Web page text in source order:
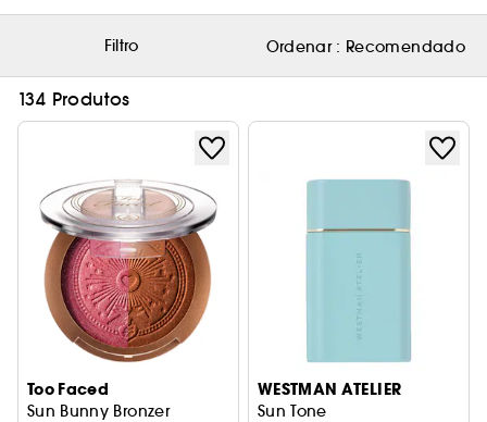
Filtro Ordenar : Recomendado
134 Produtos
Too Faced
Sun Bunny Bronzer
WESTMAN ATELIER
Sun Tone